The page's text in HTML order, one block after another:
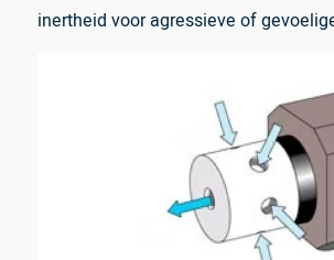
inertheid voor agressieve of